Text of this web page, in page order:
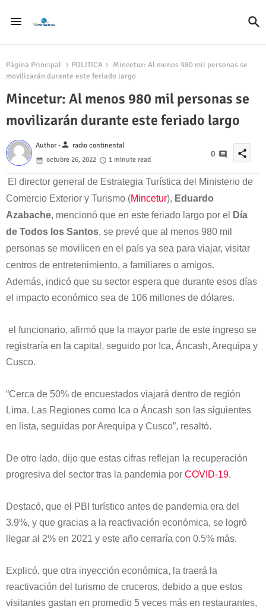
Página Principal POLITICA
Mincetur: Al menos 980 mil personas se
movilizarán durante este feriado largo
Mincetur: Al menos 980 mil personas se
movilizarán durante este feriado largo
Author -person radio continental
octubre 26, 2022
1 minute read
0 share
El director general de Estrategia Turística del Ministerio de
Comercio Exterior y Turismo (Mincetur), Eduardo
Azabache, mencionó que en este feriado largo por el
Día
de Todos los Santos, se prevé que al menos 980 mil
personas se movilicen en el país ya sea para viajar, visitar
centros de entretenimiento, a familiares o amigos.
Además, indicó que su sector espera que durante esos días
el impacto económico sea de 106 millones de dólares.
el funcionario, afirmó que la mayor parte de este ingreso se
registraría en la capital, seguido por Ica, Áncash, Arequipa y
Cusco.
“Cerca de 50% de encuestados viajará dentro de región
Lima. Las Regiones como Ica o Áncash son las siguientes
en lista, seguidas por Arequipa y Cusco”, resaltó.
De otro lado, dijo que estas cifras reflejan la recuperación
progresiva del sector tras la pandemia por COVID-19.
Destacó, que el PBI turístico antes de pandemia era del
3.9%, y que gracias a la reactivación económica, se logró
llegar al 2% en 2021 y este año cerraría con 0.5% más.
Explicó, que otra inyección económica, la traerá la
reactivación del turismo de cruceros, debido a que estos
visitantes gastan en promedio 5 veces más en restaurantes,